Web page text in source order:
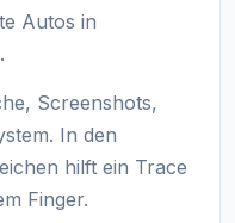
Autos in
Screenshots,
In den
hilft ein Trace
Finger.